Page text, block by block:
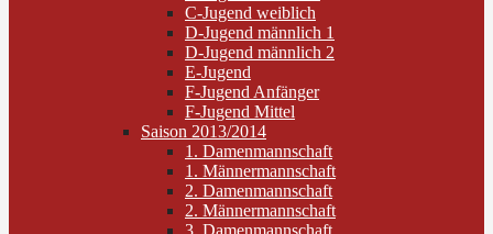
C-Jugend weiblich
D-Jugend männlich 1
D-Jugend männlich 2
E-Jugend
F-Jugend Anfänger
F-Jugend Mittel
Saison 2013/2014
1. Damenmannschaft
1. Männermannschaft
2. Damenmannschaft
2. Männermannschaft
3. Damenmannschaft